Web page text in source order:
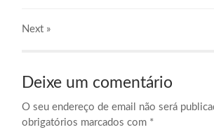
Next »
Deixe um comentário
O seu endereço de email não será
obrigatórios marcados com *